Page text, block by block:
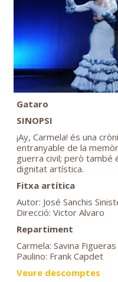
Gataro
SINOPSI
¡Ay, Carmela! és una
entranyable de la
guerra civil; però també
dignitat artística.
Fitxa artítica
Autor: José Sanchis
Direcció: Victor Alvaro
Repartiment
Carmela: Savina Figueras
Paulino: Frank Capdet
Veure descomptes